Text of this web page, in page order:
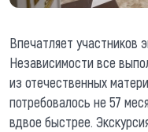
Впечатляет участников
Независимости все
из отечественных
потребовалось не 57
вдвое быстрее.